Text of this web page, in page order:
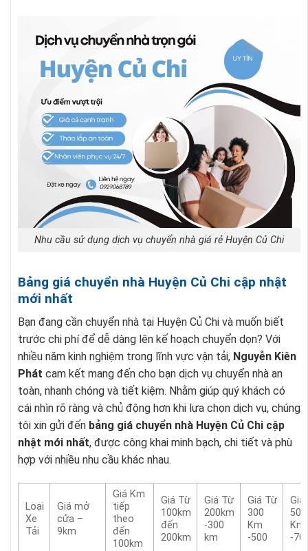
Nhu cầu sử dụng dịch vụ chuyển nhà giá rẻ Huyện Củ Chi
Bảng giá chuyển nhà Huyện Củ Chi cập nhật
mới nhất
Bạn đang cần chuyển nhà tại Huyện Củ Chi và muốn biết
trước chi phí để dễ dàng lên kế hoạch chuyển dọn? Với
nhiều năm kinh nghiệm trong lĩnh vực vận tải, Nguyễn Kiên
Phát cam kết mang đến cho bạn dịch vụ chuyển nhà an
toàn, nhanh chóng và tiết kiệm. Nhằm giúp quý khách có
cái nhìn rõ ràng và chủ động hơn khi lựa chọn dịch vụ, chúng
tôi xin gửi đến bảng giá chuyển nhà Huyện Củ Chi cập
nhật mới nhất, được công khai minh bạch, chi tiết và phù
hợp với nhiều nhu cầu khác nhau.
Loại
Xe
Tải
Giá mở
cửa –
9km
Giá Km
tiếp
theo
đến
100km
Giá Từ
100km
đến
200km
Giá Từ
200km
-300
km
Giá Từ
300
Km
-500
Giá
500
Km
-